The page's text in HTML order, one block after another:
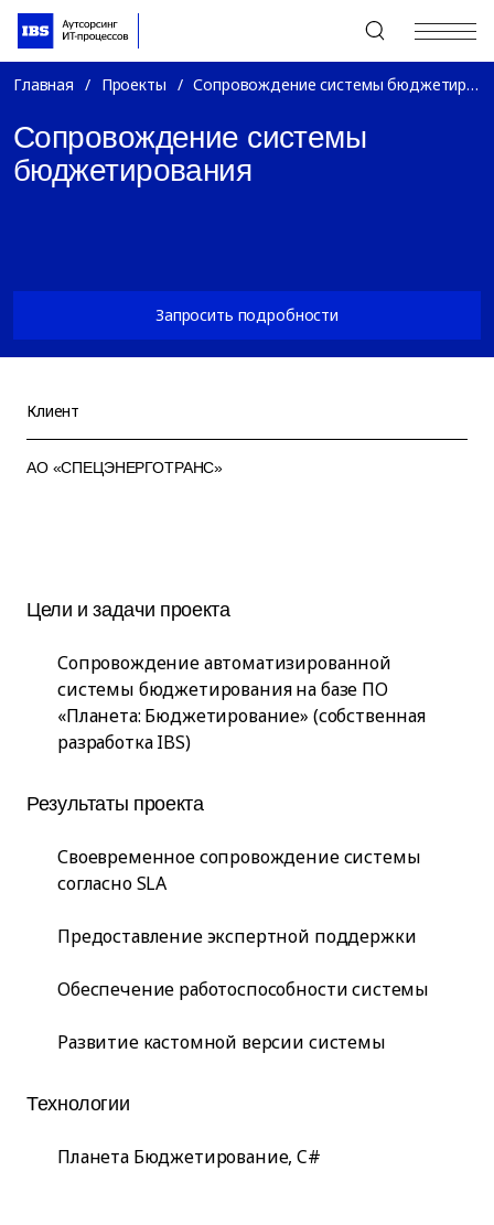
+7 (495) 967-80-80
Главная / Проекты / Сопровождение системы бюджетирования
Сопровождение системы
бюджетирования
Запросить подробности
Клиент
АО «СПЕЦЭНЕРГОТРАНС»
Цели и задачи проекта
Сопровождение автоматизированной
системы бюджетирования на базе ПО
«Планета: Бюджетирование» (собственная
разработка IBS)
Результаты проекта
Своевременное сопровождение системы
согласно SLA
Предоставление экспертной поддержки
Обеспечение работоспособности системы
Развитие кастомной версии системы
Технологии
Планета Бюджетирование, C#